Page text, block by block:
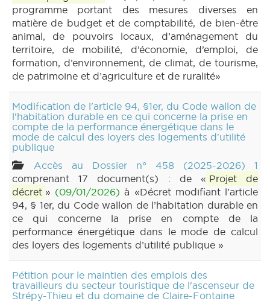
programme portant des mesures diverses en
matière de budget et de comptabilité, de bien-être
animal, de pouvoirs locaux, d’aménagement du
territoire, de mobilité, d’économie, d’emploi, de
formation, d’environnement, de climat, de tourisme,
de patrimoine et d’agriculture et de ruralité»
Modification de l'article 94, §1er, du Code wallon de
l'habitation durable en ce qui concerne la prise en
compte de la performance énergétique dans le
mode de calcul des loyers des logements d'utilité
publique
Accès au Dossier n° 458 (2025-2026) 1
comprenant 17 document(s) : de « Projet de
décret » (09/01/2026) à «Décret modifiant l’article
94, § 1er, du Code wallon de l’habitation durable en
ce qui concerne la prise en compte de la
performance énergétique dans le mode de calcul
des loyers des logements d’utilité publique »
Pétition pour le maintien des emplois des
travailleurs du secteur touristique de l'ascenseur de
Strépy-Thieu et du domaine de Claire-Fontaine